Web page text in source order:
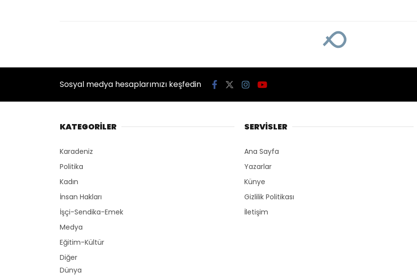
Sosyal medya hesaplarımızı keşfedin
KATEGORİLER
Karadeniz
Politika
Kadın
İnsan Hakları
İşçi-Sendika-Emek
Medya
Eğitim-Kültür
Diğer
Dünya
SERVİSLER
Ana Sayfa
Yazarlar
Künye
Gizlilik Politikası
İletişim